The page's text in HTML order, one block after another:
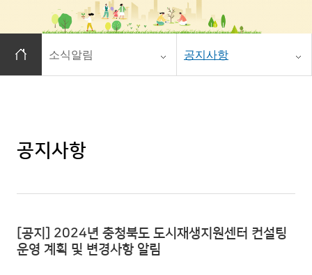
홈으로 이동
소식알림 공지사항
공지사항
[공지] 2024년 충청북도 도시재생지원센터 컨설팅
운영 계획 및 변경사항 알림